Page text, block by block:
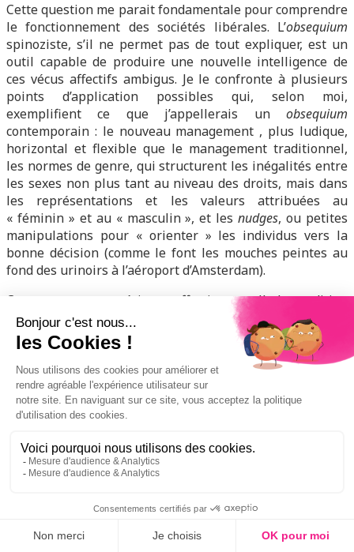
Cette question me parait fondamentale pour comprendre
le fonctionnement des sociétés libérales. L’obsequium
spinoziste, s’il ne permet pas de tout expliquer, est un
outil capable de produire une nouvelle intelligence de
ces vécus affectifs ambigus. Je le confronte à plusieurs
points d’application possibles qui, selon moi,
exemplifient ce que j’appellerais un obsequium
contemporain : le nouveau management , plus ludique,
horizontal et flexible que le management traditionnel,
les normes de genre, qui structurent les inégalités entre
les sexes non plus tant au niveau des droits, mais dans
les représentations et les valeurs attribuées au
« féminin » et au « masculin », et lesnudges, ou petites
manipulations pour « orienter » les individus vers la
bonne décision (comme le font les mouches peintes au
fond des urinoirs à l’aéroport d’Amsterdam).
Comment notre expérience affective est-elle la condition
de reproduction des formes de domination ? C’est un
problème philosophique, éthique, social et politique.
Tout comme Spinoza, je ne cherche pas à louer ni à
condamner, « ni rire, ni pleurer, mais comprendre ».
Auteure : Camille Chevalier
doctorants parlent de leur recherche » en partenariat
P
POUR ALLER PLUS LOIN